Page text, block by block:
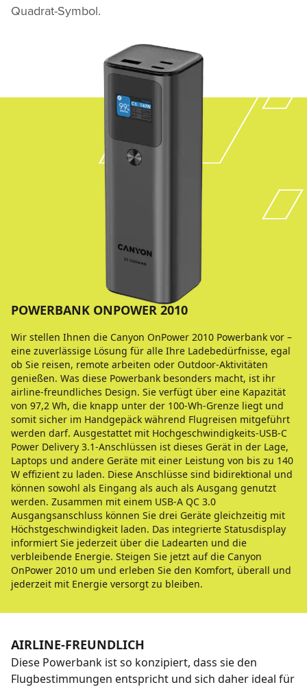
Quadrat-Symbol.
POWERBANK ONPOWER 2010
Wir stellen Ihnen die Canyon OnPower 2010 Powerbank vor –
eine zuverlässige Lösung für alle Ihre Ladebedürfnisse, egal
ob Sie reisen, remote arbeiten oder Outdoor-Aktivitäten
genießen. Was diese Powerbank besonders macht, ist ihr
airline-freundliches Design. Sie verfügt über eine Kapazität
von 97,2 Wh, die knapp unter der 100-Wh-Grenze liegt und
somit sicher im Handgepäck während Flugreisen mitgeführt
werden darf. Ausgestattet mit Hochgeschwindigkeits-USB-C
Power Delivery 3.1-Anschlüssen ist dieses Gerät in der Lage,
Laptops und andere Geräte mit einer Leistung von bis zu 140
W effizient zu laden. Diese Anschlüsse sind bidirektional und
können sowohl als Eingang als auch als Ausgang genutzt
werden. Zusammen mit einem USB-A QC 3.0
Ausgangsanschluss können Sie drei Geräte gleichzeitig mit
Höchstgeschwindigkeit laden. Das integrierte Statusdisplay
informiert Sie jederzeit über die Ladearten und die
verbleibende Energie. Steigen Sie jetzt auf die Canyon
OnPower 2010 um und erleben Sie den Komfort, überall und
jederzeit mit Energie versorgt zu bleiben.
AIRLINE-FREUNDLICH
Diese Powerbank ist so konzipiert, dass sie den
Flugbestimmungen entspricht und sich daher ideal für